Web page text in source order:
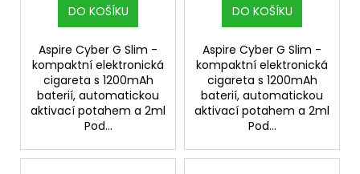
DO KOŠÍKU
Aspire Cyber G Slim -
kompaktní elektronická
cigareta s 1200mAh
baterií, automatickou
aktivací potahem a 2ml
Pod...
DO KOŠÍKU
Aspire Cyber G Slim -
kompaktní elektronická
cigareta s 1200mAh
baterií, automatickou
aktivací potahem a 2ml
Pod...